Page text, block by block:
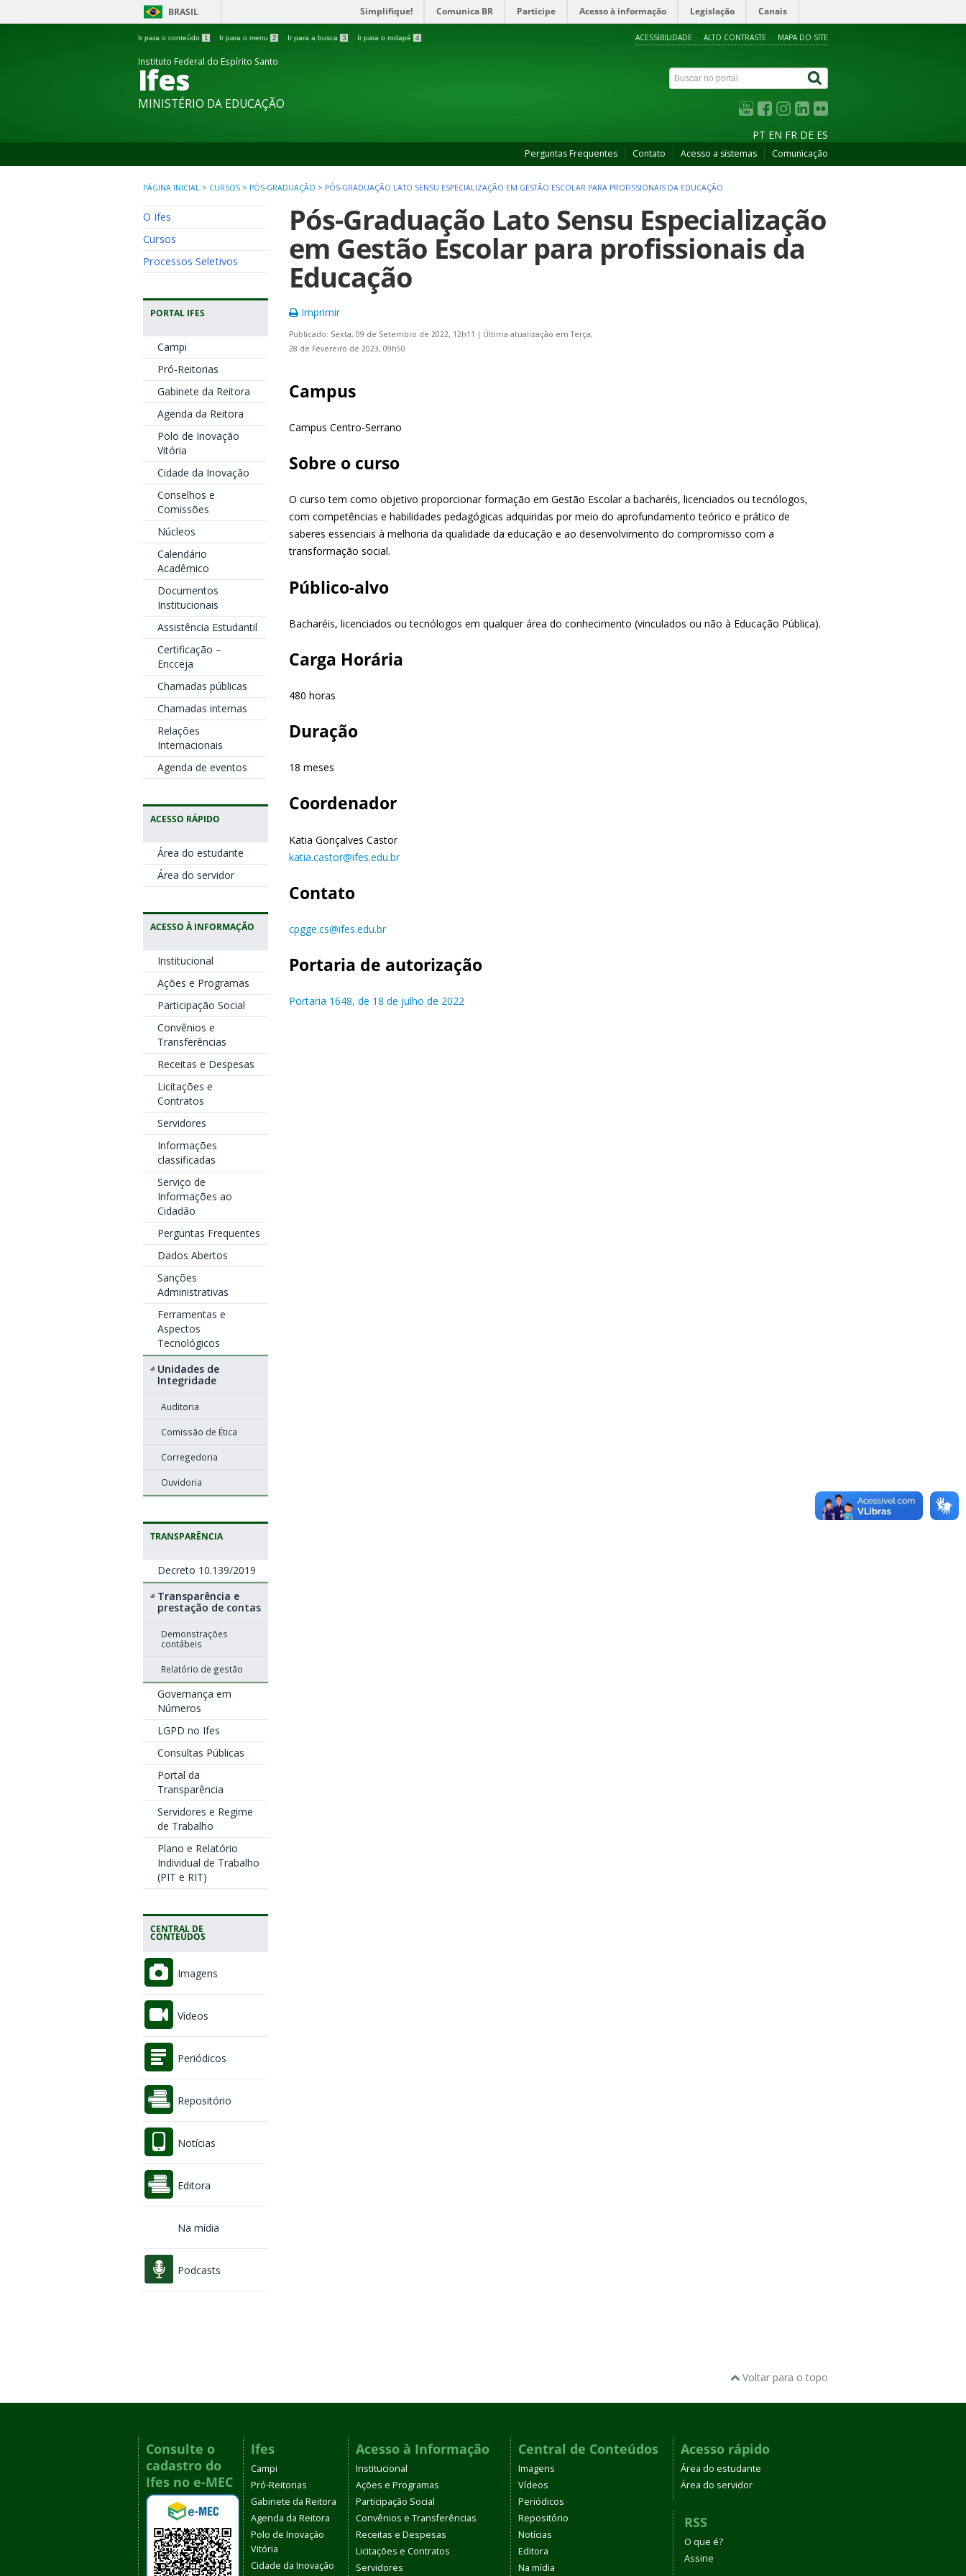
BRASIL Simplifique! Comunica BR Participe Acesso à informação Legislação Canais
Ir para o conteúdo 1 Ir para o menu 2 Ir para a busca 3 Ir para o rodapé 4 ACESSIBILIDADE ALTO CONTRASTE MAPA DO SITE
Instituto Federal do Espírito Santo
Ifes
MINISTÉRIO DA EDUCAÇÃO
PT EN FR DE ES
Perguntas Frequentes Contato Acesso a sistemas Comunicação
PÁGINA INICIAL > CURSOS > PÓS-GRADUAÇÃO > PÓS-GRADUAÇÃO LATO SENSU ESPECIALIZAÇÃO EM GESTÃO ESCOLAR PARA PROFISSIONAIS DA EDUCAÇÃO
O Ifes
Cursos
Processos Seletivos
PORTAL IFES
Campi
Pró-Reitorias
Gabinete da Reitora
Agenda da Reitora
Polo de Inovação
Vitória
Cidade da Inovação
Conselhos e
Comissões
Núcleos
Calendário
Acadêmico
Documentos
Institucionais
Assistência Estudantil
Certificação –
Encceja
Chamadas públicas
Chamadas internas
Relações
Internacionais
Agenda de eventos
ACESSO RÁPIDO
Área do estudante
Área do servidor
ACESSO À INFORMAÇÃO
Institucional
Ações e Programas
Participação Social
Convênios e
Transferências
Receitas e Despesas
Licitações e
Contratos
Servidores
Informações
classificadas
Serviço de
Informações ao
Cidadão
Perguntas Frequentes
Dados Abertos
Sanções
Administrativas
Ferramentas e
Aspectos
Tecnológicos
Unidades de
Integridade
Auditoria
Comissão de Ética
Corregedoria
Ouvidoria
TRANSPARÊNCIA
Decreto 10.139/2019
Transparência e
prestação de contas
Demonstrações
contábeis
Relatório de gestão
Governança em
Números
LGPD no Ifes
Consultas Públicas
Portal da
Transparência
Servidores e Regime
de Trabalho
Plano e Relatório
Individual de Trabalho
(PIT e RIT)
CENTRAL DE
CONTEÚDOS
Imagens
Vídeos
Periódicos
Repositório
Notícias
Editora
Na mídia
Podcasts
Pós-Graduação Lato Sensu Especialização
em Gestão Escolar para profissionais da
Educação
Imprimir
Publicado: Sexta, 09 de Setembro de 2022, 12h11 | Última atualização em Terça,
28 de Fevereiro de 2023, 09h50
Campus
Campus Centro-Serrano
Sobre o curso
O curso tem como objetivo proporcionar formação em Gestão Escolar a bacharéis, licenciados ou tecnólogos,
com competências e habilidades pedagógicas adquiridas por meio do aprofundamento teórico e prático de
saberes essenciais à melhoria da qualidade da educação e ao desenvolvimento do compromisso com a
transformação social.
Público-alvo
Bacharéis, licenciados ou tecnólogos em qualquer área do conhecimento (vinculados ou não à Educação Pública).
Carga Horária
480 horas
Duração
18 meses
Coordenador
Katia Gonçalves Castor
katia.castor@ifes.edu.br
Contato
cpgge.cs@ifes.edu.br
Portaria de autorização
Portaria 1648, de 18 de julho de 2022
Voltar para o topo
Consulte o
cadastro do
Ifes no e-MEC
Ifes
Campi
Pró-Reitorias
Gabinete da Reitora
Agenda da Reitora
Polo de Inovação
Vitória
Cidade da Inovação
Acesso à Informação
Institucional
Ações e Programas
Participação Social
Convênios e Transferências
Receitas e Despesas
Licitações e Contratos
Servidores
Central de Conteúdos
Imagens
Vídeos
Periódicos
Repositório
Notícias
Editora
Na mídia
Acesso rápido
Área do estudante
Área do servidor
RSS
O que é?
Assine